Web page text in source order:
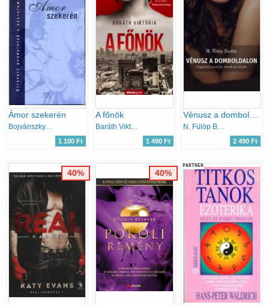
Ámor szekerén
Bojvánszky Eszter
1 100 Ft
A főnök
Baráth Viktória
1 490 Ft
Vénusz a domboldalon
N. Fülöp Beáta
2 490 Ft
40% 40%
PARTNER